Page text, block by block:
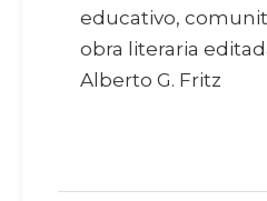
educativo,
obra literaria
Alberto G. Fritz